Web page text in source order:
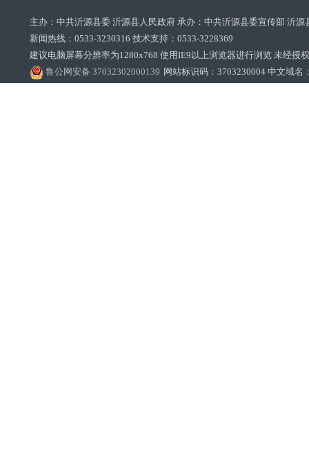
主办：中共沂源县委 沂源县人民政府 承办：中共沂源县委宣传部 沂
新闻热线：0533-3230316 技术支持：0533-3228369‌‌
建议电脑屏幕分辨率为1280x768 使用IE9以上浏览器进行浏览 未经授
鲁公网安备 37032302000139 网站标识码：3703230004 中文域名